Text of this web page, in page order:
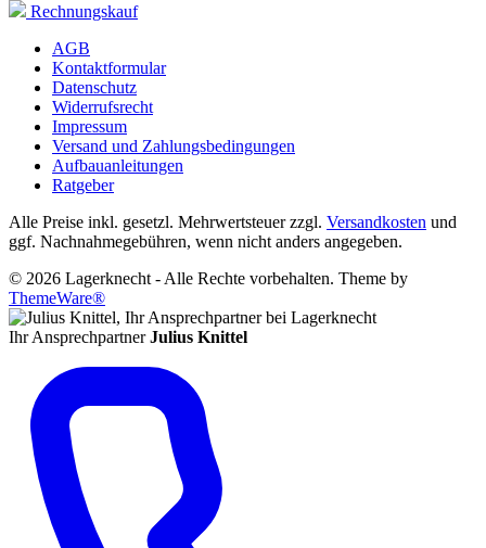
Rechnungskauf
AGB
Kontaktformular
Datenschutz
Widerrufsrecht
Impressum
Versand und Zahlungsbedingungen
Aufbauanleitungen
Ratgeber
Alle Preise inkl. gesetzl. Mehrwertsteuer zzgl. Versandkosten und
ggf. Nachnahmegebühren, wenn nicht anders angegeben.
© 2026 Lagerknecht - Alle Rechte vorbehalten. Theme by
ThemeWare®
Ihr Ansprechpartner Julius Knittel